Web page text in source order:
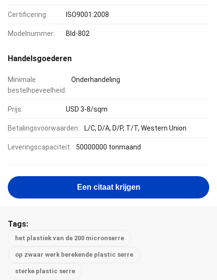
Certificering: ISO9001:2008
Modelnummer: Bld-802
Handelsgoederen
Minimale
bestelhoeveelheid:
Onderhandeling
Prijs: USD 3-8/sqm
Betalingsvoorwaarden: L/C, D/A, D/P, T/T, Western Union
Leveringscapaciteit: 50000000 tonmaand
Een citaat krijgen
Tags:
het plastiek van de 200 micronserre
op zwaar werk berekende plastic serre
sterke plastic serre